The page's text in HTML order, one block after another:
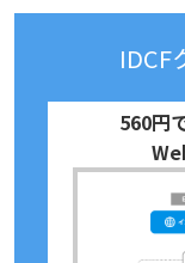
IDCF
560円